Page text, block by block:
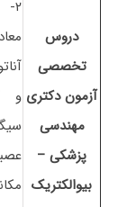
دروس
تخصصی
آزمون دکتری
مهندسی
پزشکی –
بیوالکتریک